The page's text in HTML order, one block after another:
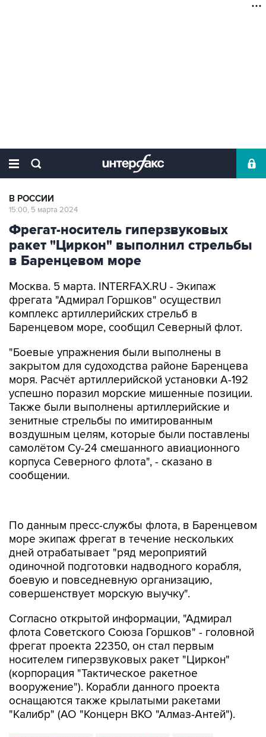
В РОССИИ
15:00, 5 марта 2024
Фрегат-носитель гиперзвуковых
ракет "Циркон" выполнил стрельбы
в Баренцевом море
Москва. 5 марта. INTERFAX.RU - Экипаж
фрегата "Адмирал Горшков" осуществил
комплекс артиллерийских стрельб в
Баренцевом море, сообщил Северный флот.
"Боевые упражнения были выполнены в
закрытом для судоходства районе Баренцева
моря. Расчёт артиллерийской установки А-192
успешно поразил морские мишенные позиции.
Также были выполнены артиллерийские и
зенитные стрельбы по имитированным
воздушным целям, которые были поставлены
самолётом Су-24 смешанного авиационного
корпуса Северного флота", - сказано в
сообщении.
По данным пресс-службы флота, в Баренцевом
море экипаж фрегат в течение нескольких
дней отрабатывает "ряд мероприятий
одиночной подготовки надводного корабля,
боевую и повседневную организацию,
совершенствует морскую выучку".
Согласно открытой информации, "Адмирал
флота Советского Союза Горшков" - головной
фрегат проекта 22350, он стал первым
носителем гиперзвуковых ракет "Циркон"
(корпорация "Тактическое ракетное
вооружение"). Корабли данного проекта
оснащаются также крылатыми ракетами
"Калибр" (АО "Концерн ВКО "Алмаз-Антей").